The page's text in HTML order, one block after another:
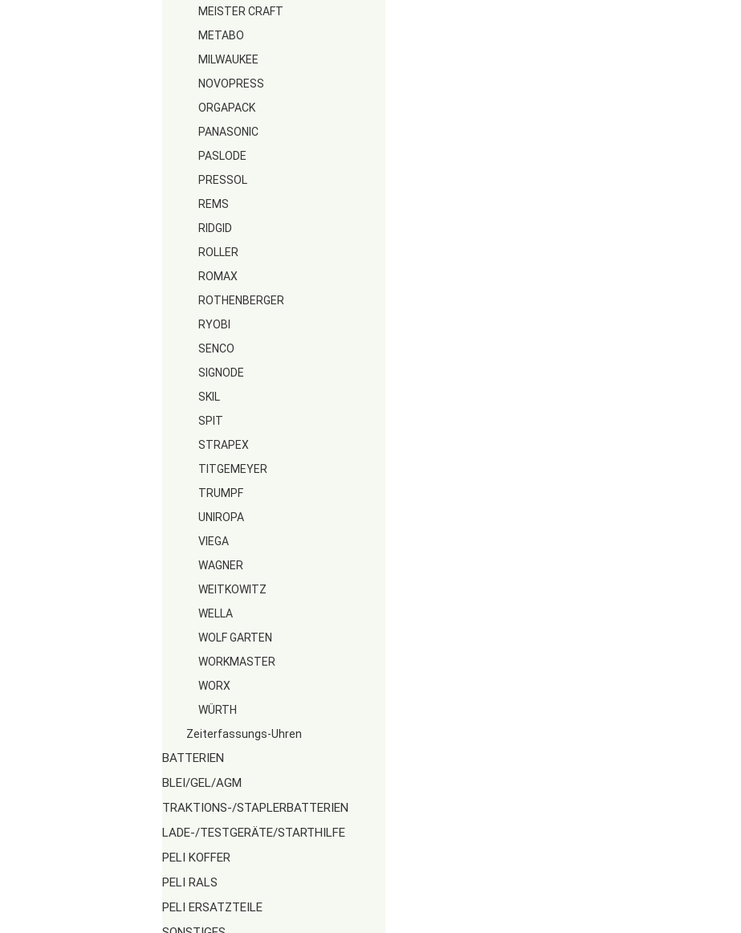
MEISTER CRAFT
METABO
MILWAUKEE
NOVOPRESS
ORGAPACK
PANASONIC
PASLODE
PRESSOL
REMS
RIDGID
ROLLER
ROMAX
ROTHENBERGER
RYOBI
SENCO
SIGNODE
SKIL
SPIT
STRAPEX
TITGEMEYER
TRUMPF
UNIROPA
VIEGA
WAGNER
WEITKOWITZ
WELLA
WOLF GARTEN
WORKMASTER
WORX
WÜRTH
Zeiterfassungs-Uhren
BATTERIEN
BLEI/GEL/AGM
TRAKTIONS-/STAPLERBATTERIEN
LADE-/TESTGERÄTE/STARTHILFE
PELI KOFFER
PELI RALS
PELI ERSATZTEILE